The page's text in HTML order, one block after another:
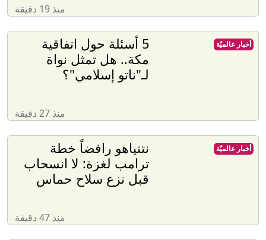
منذ 19 دقيقة
5 أسئلة حول اتفاقية
مكة.. هل تمثل نواة
لـ"ناتو إسلامي"؟
منذ 27 دقيقة
أخبار عالميّة
نتنياهو رافضاً خطة
ترامب لغزة: لا انسحاب
قبل نزع سلاح حماس
منذ 47 دقيقة
أخبار عالميّة